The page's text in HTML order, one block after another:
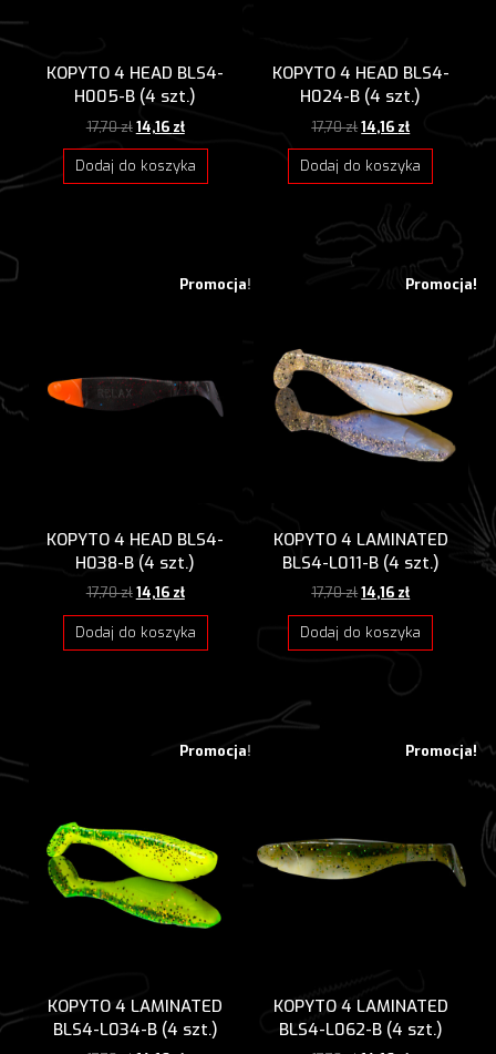
KOPYTO 4 HEAD BLS4-
H005-B (4 szt.)
17,70złPierwotna
cena
wynosiła:
17,70 zł.
14,16 złAktualna
cena
wynosi:
14,16 zł.
Dodaj do koszyka
KOPYTO 4 HEAD BLS4-
H024-B (4 szt.)
17,70złPierwotna
cena
wynosiła:
17,70 zł.
14,16 złAktualna
cena
wynosi:
14,16 zł.
Dodaj do koszyka
Promocja!
KOPYTO 4 HEAD BLS4-
H038-B (4 szt.)
17,70złPierwotna
cena
wynosiła:
17,70 zł.
14,16 złAktualna
cena
wynosi:
14,16 zł.
Dodaj do koszyka
Promocja!
KOPYTO 4 LAMINATED
BLS4-L011-B (4 szt.)
17,70złPierwotna
cena
wynosiła:
17,70 zł.
14,16 złAktualna
cena
wynosi:
14,16 zł.
Dodaj do koszyka
Promocja!
KOPYTO 4 LAMINATED
BLS4-L034-B (4 szt.)
Promocja!
KOPYTO 4 LAMINATED
BLS4-L062-B (4 szt.)